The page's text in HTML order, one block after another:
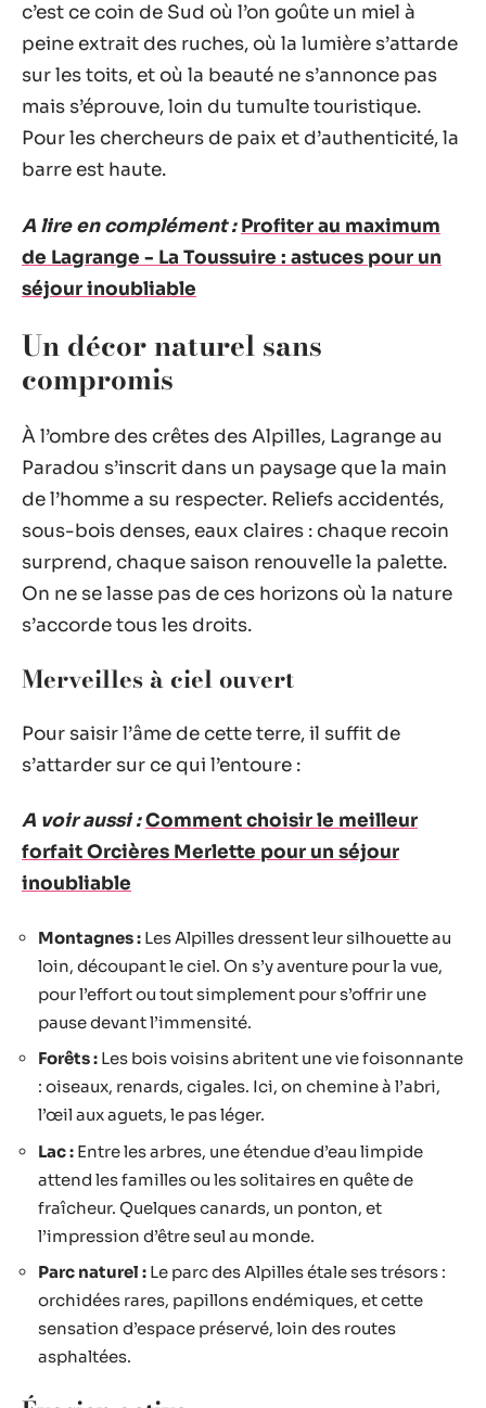
c’est ce coin de Sud où l’on goûte un miel à
peine extrait des ruches, où la lumière s’attarde
sur les toits, et où la beauté ne s’annonce pas
mais s’éprouve, loin du tumulte touristique.
Pour les chercheurs de paix et d’authenticité, la
barre est haute.
A lire en complément : Profiter au maximum
de Lagrange - La Toussuire : astuces pour un
séjour inoubliable
Un décor naturel sans
compromis
À l’ombre des crêtes des Alpilles, Lagrange au
Paradou s’inscrit dans un paysage que la main
de l’homme a su respecter. Reliefs accidentés,
sous-bois denses, eaux claires : chaque recoin
surprend, chaque saison renouvelle la palette.
On ne se lasse pas de ces horizons où la nature
s’accorde tous les droits.
Merveilles à ciel ouvert
Pour saisir l’âme de cette terre, il suffit de
s’attarder sur ce qui l’entoure :
A voir aussi :Comment choisir le meilleur
forfait Orcières Merlette pour un séjour
inoubliable
Montagnes : Les Alpilles dressent leur silhouette au
loin, découpant le ciel. On s’y aventure pour la vue,
pour l’effort ou tout simplement pour s’offrir une
pause devant l’immensité.
Forêts : Les bois voisins abritent une vie foisonnante
: oiseaux, renards, cigales. Ici, on chemine à l’abri,
l’œil aux aguets, le pas léger.
Lac : Entre les arbres, une étendue d’eau limpide
attend les familles ou les solitaires en quête de
fraîcheur. Quelques canards, un ponton, et
l’impression d’être seul au monde.
Parc naturel : Le parc des Alpilles étale ses trésors :
orchidées rares, papillons endémiques, et cette
sensation d’espace préservé, loin des routes
asphaltées.